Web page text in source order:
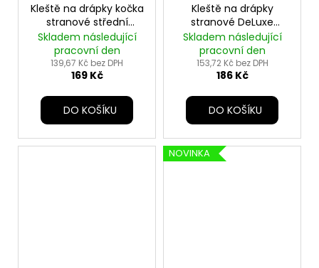
Kleště na drápky kočka
stranové střední
13,5cm TR
Skladem následující
pracovní den
139,67 Kč bez DPH
169 Kč
DO KOŠÍKU
Kleště na drápky
stranové DeLuxe
střední 12cm TR
Skladem následující
pracovní den
153,72 Kč bez DPH
186 Kč
DO KOŠÍKU
NOVINKA